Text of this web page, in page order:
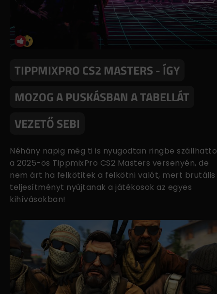
TIPPMIXPRO CS2 MASTERS - ÍGY
MOZOG A PUSKÁSBAN A TABELLÁT
VEZETŐ SEBI
Néhány napig még ti is nyugodtan ringbe
a 2025-ös TippmixPro CS2 Masters versenyén, de
nem árt ha felkötitek a felkötni valót, mert brutális
teljesítményt nyújtanak a játékosok az egyes
kihívásokban!